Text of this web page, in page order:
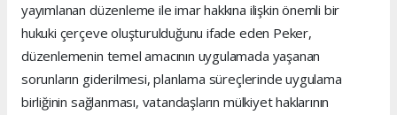
yayımlanan düzenleme ile imar hakkına ilişkin önemli bir
hukuki çerçeve oluşturulduğunu ifade eden Peker,
düzenlemenin temel amacının uygulamada yaşanan
sorunların giderilmesi, planlama süreçlerinde uygulama
birliğinin sağlanması, vatandaşların mülkiyet haklarının